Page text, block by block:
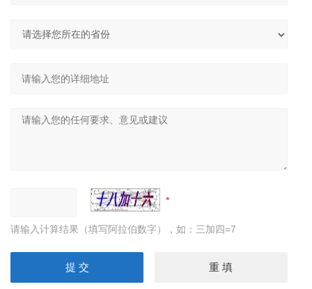
请输入计算结果（填写阿拉伯数字），如：三加四=7